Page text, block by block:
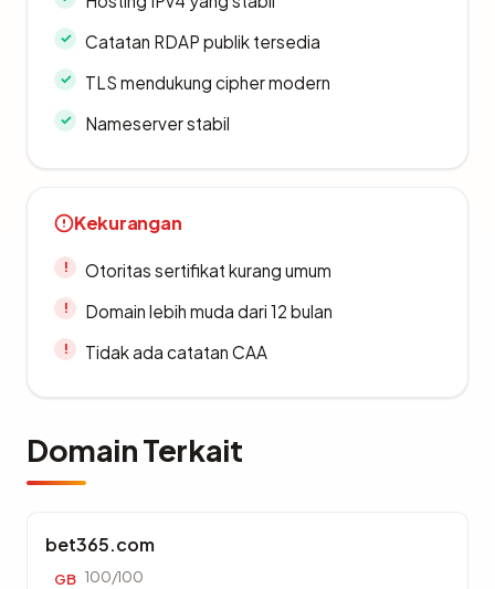
Catatan RDAP publik tersedia
TLS mendukung cipher modern
Nameserver stabil
Kekurangan
Otoritas sertifikat kurang umum
Domain lebih muda dari 12 bulan
Tidak ada catatan CAA
Domain Terkait
bet365.com
GB 100/100